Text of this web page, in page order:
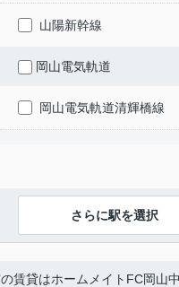
山陽新幹線
岡山電気軌道
岡山電気軌道清輝橋線
さらに駅を選択
賃貸はホームメイトFC岡山